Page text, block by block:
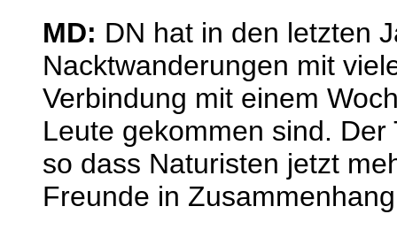
MD: DN hat in den letzten
Nacktwanderungen mit
Verbindung mit einem
Leute gekommen sind.
so dass Naturisten jetzt
Freunde in